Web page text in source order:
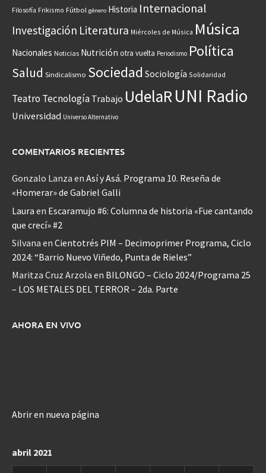
Filosofía Frikismo Fútbol género Historia Internacional
Investigación Literatura Miércoles de Música Música
Nacionales Noticias Nutrición otra vuelta Periodismo Política
Salud Sindicalismo Sociedad Sociología Solidaridad
Teatro Tecnología Trabajo UdelaRUNI Radio
Universidad Universo Alternativo
COMENTARIOS RECIENTES
Gonzalo Lanza en Así y Asá. Programa 10. Reseña de
«Homerar» de Gabriel Galli
Laura en Escaramujo #6: Columna de historia «Fue cantando
que crecí» #2
Silvana en Cientotrés PIM – Decimoprimer Programa, Ciclo
2024: “Barrio Nuevo Viñedo, Punta de Rieles”
Maritza Cruz Arzola en BILONGO – Ciclo 2024/Programa 25
– LOS METALES DEL TERROR – 2da. Parte
AHORA EN VIVO
Abrir en nueva página
abril 2021